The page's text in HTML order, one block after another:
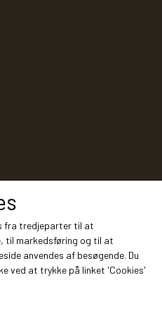
mail
Tilmeld
fra tredjeparter til at
til markedsføring og til at
anvendes af besøgende. Du
ved at trykke på linket 'Cookies'